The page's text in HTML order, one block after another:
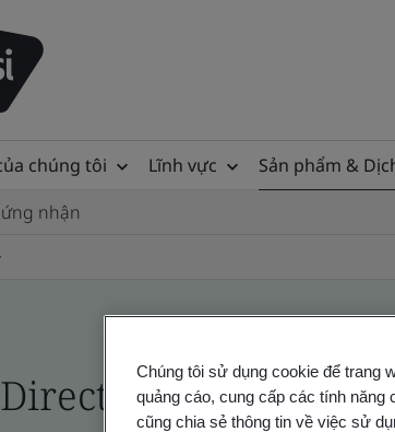
chúng tôi Lĩnh vực Sản phẩm &
nhận
profile
Chúng tôi sử dụng cookie để trang
quảng cáo, cung cấp các tính
cũng chia sẻ thông tin về việc sử